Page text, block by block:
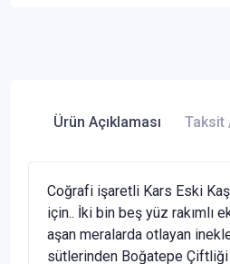
Ürün Açıklaması Taksit
Coğrafi işaretli Kars Eski
için.. İki bin beş yüz rakımlı
aşan meralarda otlayan
sütlerinden Boğatepe